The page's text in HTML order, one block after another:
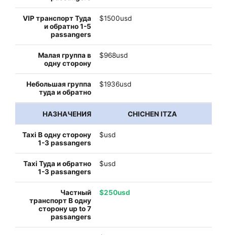
$1500usd
$968usd
$1936usd
CHICHEN ITZA
$usd
$usd
$250usd